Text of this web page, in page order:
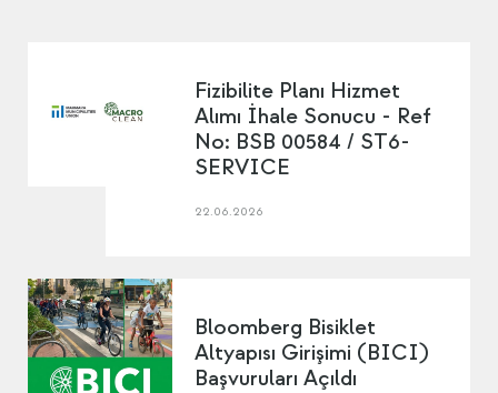
Fizibilite Planı Hizmet
Alımı İhale Sonucu - Ref
No: BSB 00584 / ST6-
SERVICE
22.06.2026
Bloomberg Bisiklet
Altyapısı Girişimi (BICI)
Başvuruları Açıldı